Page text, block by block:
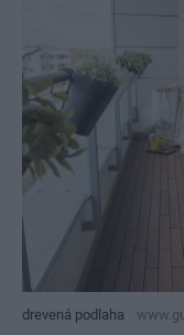
drevená podlaha